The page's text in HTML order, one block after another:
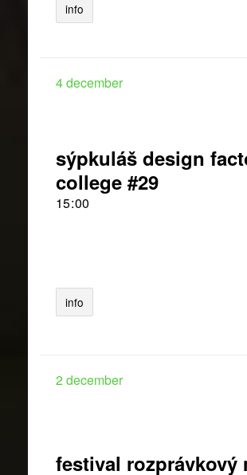
info
4december
sýpkuláš design
college #29
15:00
info
2 december
festival rozprávkový